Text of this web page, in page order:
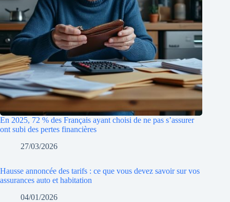
En 2025, 72 % des Français ayant choisi de ne pas s’assurer
ont subi des pertes financières
27/03/2026
Hausse annoncée des tarifs : ce que vous devez savoir sur vos
assurances auto et habitation
04/01/2026